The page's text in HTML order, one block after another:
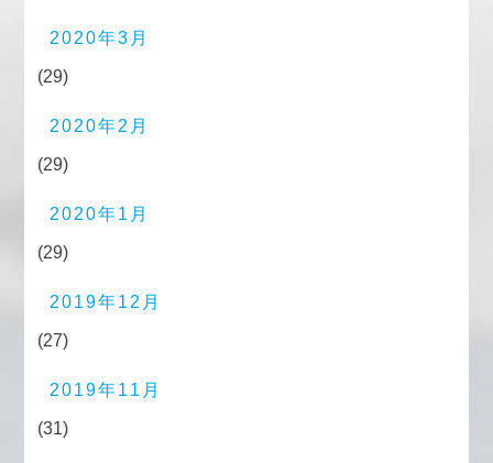
2020年3月
(29)
2020年2月
(29)
2020年1月
(29)
2019年12月
(27)
2019年11月
(31)